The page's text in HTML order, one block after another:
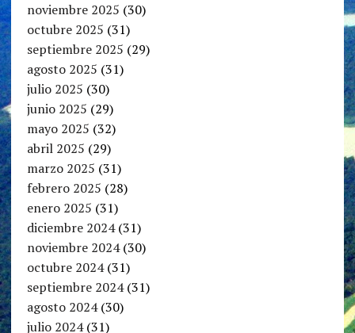
noviembre 2025 (30)
octubre 2025 (31)
septiembre 2025 (29)
agosto 2025 (31)
julio 2025 (30)
junio 2025 (29)
mayo 2025 (32)
abril 2025 (29)
marzo 2025 (31)
febrero 2025 (28)
enero 2025 (31)
diciembre 2024(31)
noviembre 2024(30)
octubre 2024(31)
septiembre 2024(31)
agosto 2024(30)
julio 2024(31)